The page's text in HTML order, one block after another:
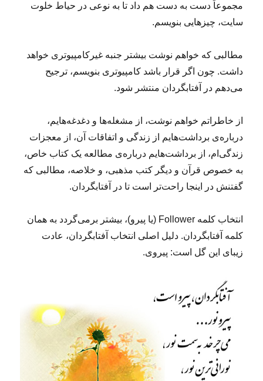
مجموعاً دست به دست هم داد تا به نوعی در حیاط خلوت
سایت، چیزهایی بنویسم.
مطالبی که خواهم نوشت بیشتر جنبه غیرکامپیوتری خواهد
داشت. چون اگر قرار باشد کامپیوتری بنویسم، ترجیح
می‌دهم در آفتابگردان منتشر شود.
از خاطراتم خواهم نوشت، از مشغله‌ها و دغدغه‌هایم،
درباره‌ی برداشت‌هایم از زندگی و اتفاقات آن، از معجزات
زندگی‌ام، از برداشت‌هایم درباره‌ی مطالعه یک کتاب خاص،
به خصوص قرآن و دیگر کتب مذهبی، و خلاصه، مطالبی که
گفتنش در اینجا راحت‌تر است تا در آفتابگردان.
انتخاب کلمه Follower (یا پیرو)، بیشتر برمی‌گردد به همان
کلمه آفتابگردان. دلیل اصلی انتخاب آفتابگردان، عادت
زیبای این گل است: پیروی.